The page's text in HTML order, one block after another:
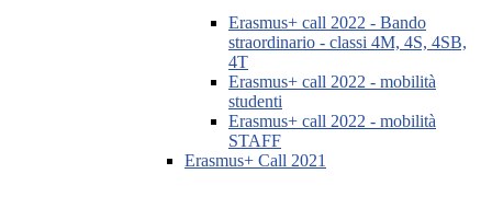
Erasmus+ call 2022 - Bando
straordinario - classi 4M, 4S, 4SB,
4T
Erasmus+ call 2022 - mobilità
studenti
Erasmus+ call 2022 - mobilità
STAFF
Erasmus+ Call 2021